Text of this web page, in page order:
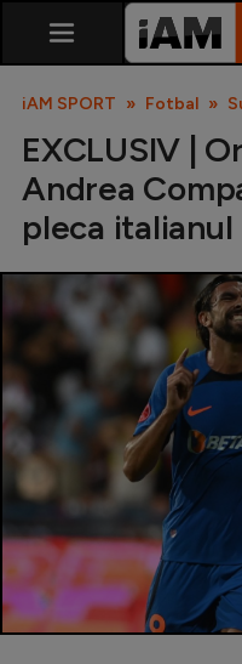
SuperLiga
Liga 2
Cupa
Echipa
U21
Fotbal
Special
Diverse
iAM SPORT Fotbal
EXCLUSIV |
Andrea
pleca italianul